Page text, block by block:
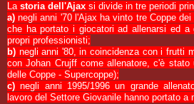
La storia dell'Ajax si divide in tre periodi
a) negli anni '70 l'Ajax ha vinto tre Coppe
che ha portato i giocatori ad allenarsi ed a
propri professionisti;
b) negli anni '80, in coincidenza con i frutti
con Johan Crujff come allenatore, c'è stato
delle Coppe - Supercoppe);
c) negli anni 1995/1996 un grande
lavoro del Settore Giovanile hanno portato a